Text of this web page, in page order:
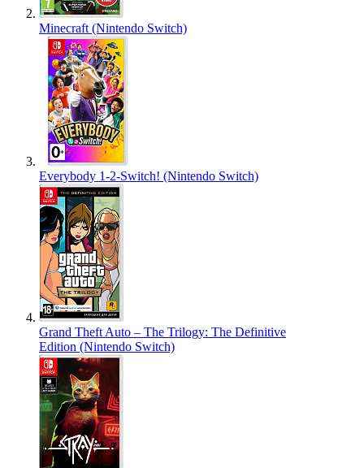
Minecraft (Nintendo Switch)
Everybody 1-2-Switch! (Nintendo Switch)
Grand Theft Auto – The Trilogy: The Definitive
Edition (Nintendo Switch)